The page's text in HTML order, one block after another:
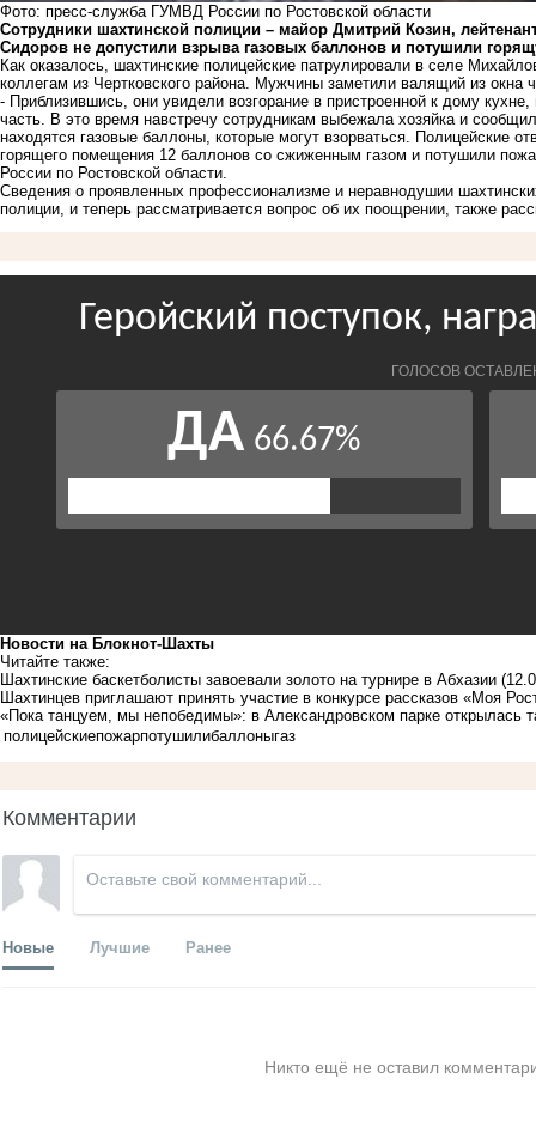
Фото: пресс-служба ГУМВД России по Ростовской области
Сотрудники шахтинской полиции – майор Дмитрий Козин,
Сидоров не допустили взрыва газовых баллонов и потушили
Как оказалось, шахтинские полицейские патрулировали в селе
коллегам из Чертковского района. Мужчины заметили валящий из
- Приблизившись, они увидели возгорание в пристроенной к дому
часть. В это время навстречу сотрудникам выбежала хозяйка и
находятся газовые баллоны, которые могут взорваться. Полицейские
горящего помещения 12 баллонов со сжиженным газом и потушили
России по Ростовской области.
Сведения о проявленных профессионализме и неравнодушии
полиции, и теперь рассматривается вопрос об их поощрении, также
Новости на Блoкнoт-Шахты
Читайте также:
Шахтинские баскетболисты завоевали золото на турнире в Абхазии
Шахтинцев приглашают принять участие в конкурсе рассказов «Моя
«Пока танцуем, мы непобедимы»: в Александровском парке открылась
полицейскиепожарпотушилибаллоныгаз
Комментарии
Новые Лучшие Ранее
Никто ещё не оставил